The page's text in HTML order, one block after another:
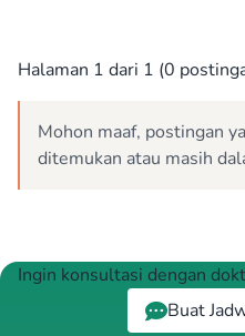
Halaman 1 dari 1 (0
Mohon maaf, postingan
ditemukan atau masih
Ingin konsultasi dengan
Buat